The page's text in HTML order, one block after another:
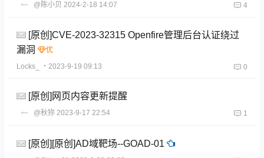
@陈小贝 2024-2-18 14:07 4
[原创]CVE-2023-32315 Openfire管理后台认证绕过
漏洞
Locks_ ・2023-9-19 09:13 0
[原创]网页内容更新提醒
@秋狝 2023-9-17 22:54 1
[原创][原创]AD域靶场--GOAD-01